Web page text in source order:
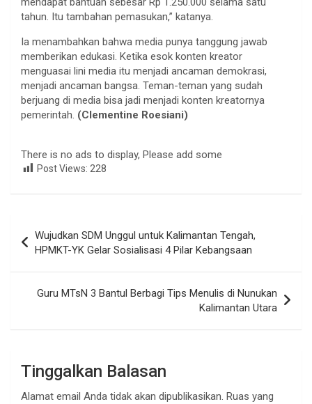
tahun. Itu tambahan pemasukan,” katanya.
Ia menambahkan bahwa media punya tanggung jawab
memberikan edukasi. Ketika esok konten kreator
menguasai lini media itu menjadi ancaman demokrasi,
menjadi ancaman bangsa. Teman-teman yang sudah
berjuang di media bisa jadi menjadi konten kreatornya
pemerintah. (Clementine Roesiani)
There is no ads to display, Please add some
Post Views: 228
pos
Wujudkan SDM Unggul untuk Kalimantan Tengah,
HPMKT-YK Gelar Sosialisasi 4 Pilar Kebangsaan
Guru MTsN 3 Bantul Berbagi Tips Menulis di Nunukan
Kalimantan Utara
Tinggalkan Balasan
Alamat email Anda tidak akan dipublikasikan. Ruas yang